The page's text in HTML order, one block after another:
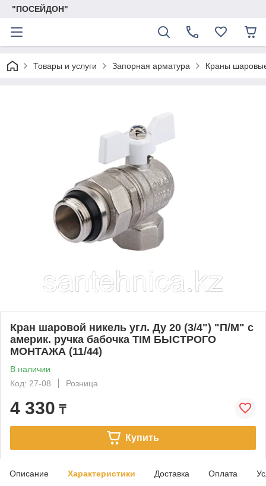
"ПОСЕЙДОН"
Товары и услуги Запорная арматура Краны
Кран шаровой никель угл. Ду 20 (3/4") "П/М" с
америк. ручка бабочка TIM БЫСТРОГО
МОНТАЖА (11/44)
В наличии
Код: 27-08
Розница
4 330 ₸
Купить
Описание Характеристики Доставка Оплата